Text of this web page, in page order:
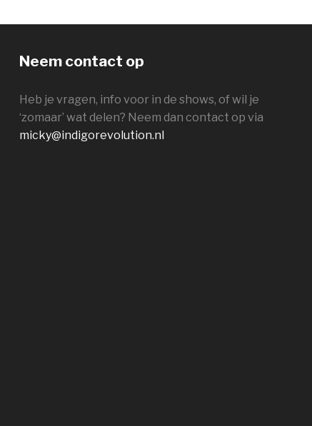
Neem contact op
Heb je vragen, info voor in de shows, of wil je
‘zomaar’ wat delen? Neem dan contact op via
micky@indigorevolution.nl